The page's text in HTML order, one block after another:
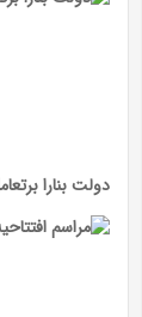
دولت بنارا